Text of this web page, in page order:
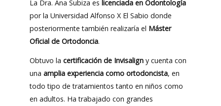
La Dra. Ana Subiza es licenciada en Odontología
por la Universidad Alfonso X El Sabio donde
posteriormente también realizaría el Máster
Oficial de Ortodoncia.
Obtuvo la certificación de Invisalign y cuenta con
una amplia experiencia como ortodoncista, en
todo tipo de tratamientos tanto en niños como
en adultos. Ha trabajado con grandes